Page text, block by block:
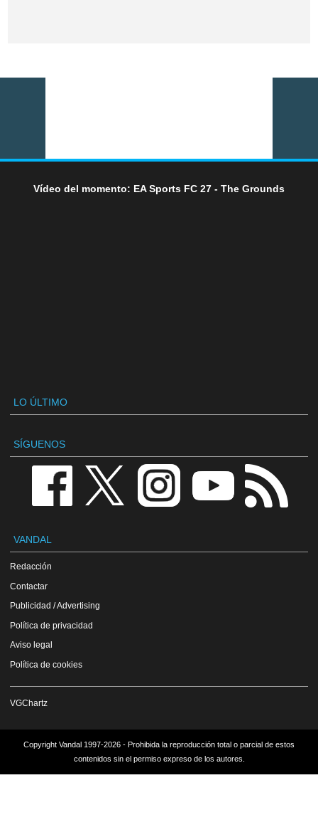
Vídeo del momento: EA Sports FC 27 - The Grounds
LO ÚLTIMO
SÍGUENOS
VANDAL
Redacción
Contactar
Publicidad / Advertising
Política de privacidad
Aviso legal
Política de cookies
VGChartz
Copyright Vandal 1997-2026 - Prohibida la reproducción total o parcial de estos
contenidos sin el permiso expreso de los autores.